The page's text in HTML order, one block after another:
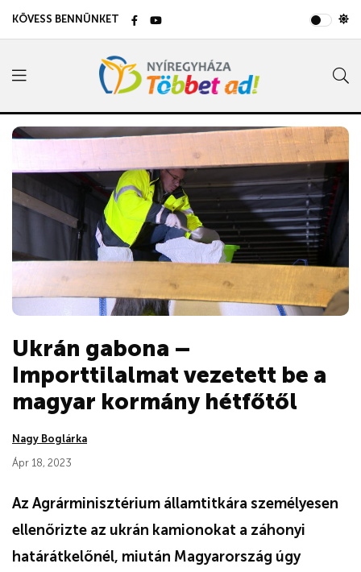
KÖVESS BENNÜNKET
Ukrán gabona –
Importtilalmat vezetett be a
magyar kormány hétfőtől
Nagy Boglárka
Ápr 18, 2023
Az Agrárminisztérium államtitkára személyesen
ellenőrizte az ukrán kamionokat a záhonyi
határátkelőnél, miután Magyarország úgy